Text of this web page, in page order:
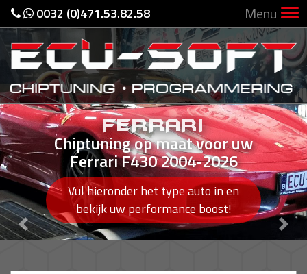
0032 (0)471.53.82.58 Menu
FERRARI
Chiptuning op maat voor uw
Ferrari F430 2004-2026
Vul hieronder het type auto in en
bekijk uw performance boost!
Previous